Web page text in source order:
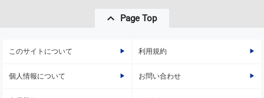
Page Top
このサイトについて 利用規約
個人情報について お問い合わせ